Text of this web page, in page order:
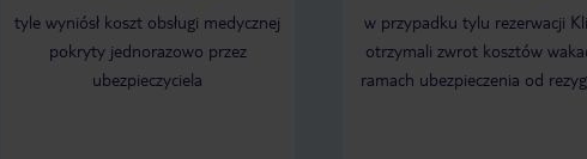
tyle wyniósł koszt obsługi medycznej
pokryty jednorazowo przez
ubezpieczyciela
w przypadku tylu rezerwacji
otrzymali zwrot kosztów
ramach ubezpieczenia od